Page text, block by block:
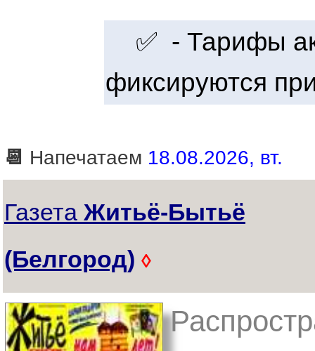
✅ - Тарифы
фиксируются
📆 Напечатаем 18.08.2026, вт.
Газета Житьё-Бытьё
(Белгород) ◊